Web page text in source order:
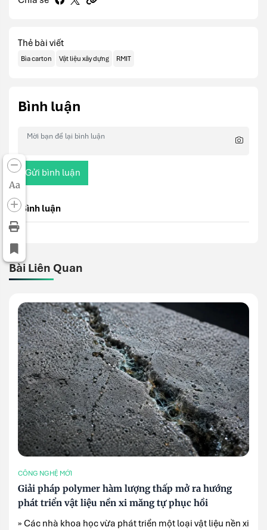
Aa
Thẻ bài viết
Bìa carton Vật liệu xây dựng RMIT
Bình luận
Gửi bình luận
Bình luận
Bài Liên Quan
CÔNG NGHỆ MỚI
Giải pháp polymer hàm lượng thấp mở ra hướng
phát triển vật liệu nền xi măng tự phục hồi
» Các nhà khoa học vừa phát triển một loại vật liệu nền xi